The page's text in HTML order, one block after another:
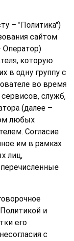
– "Политика")
сайтом
Оператор)
которую
в одну группу с
во время
служб,
(далее –
любых
Согласие
им в рамках
лиц,
и
его
с